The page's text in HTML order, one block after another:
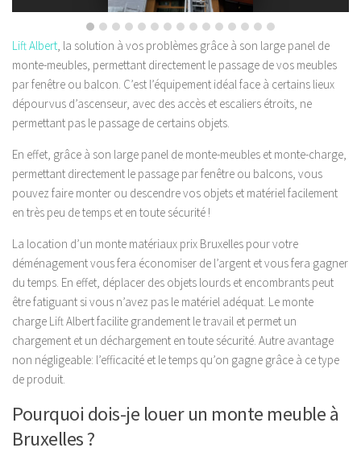
Lift Albert, la solution à vos problèmes grâce à son large panel de
monte-meubles, permettant directement le passage de vos meubles
par fenêtre ou balcon. C’est l’équipement idéal face à certains lieux
dépourvus d’ascenseur, avec des accès et escaliers étroits, ne
permettant pas le passage de certains objets.
En effet, grâce à son large panel de monte-meubles et monte-charge,
permettant directement le passage par fenêtre ou balcons, vous
pouvez faire monter ou descendre vos objets et matériel facilement
en très peu de temps et en toute sécurité !
La location d’un monte matériaux prix Bruxelles pour votre
déménagement vous fera économiser de l’argent et vous fera gagner
du temps. En effet, déplacer des objets lourds et encombrants peut
être fatiguant si vous n’avez pas le matériel adéquat. Le monte
charge Lift Albert facilite grandement le travail et permet un
chargement et un déchargement en toute sécurité. Autre avantage
non négligeable: l’efficacité et le temps qu’on gagne grâce à ce type
de produit.
Pourquoi dois-je louer un monte meuble à
Bruxelles ?